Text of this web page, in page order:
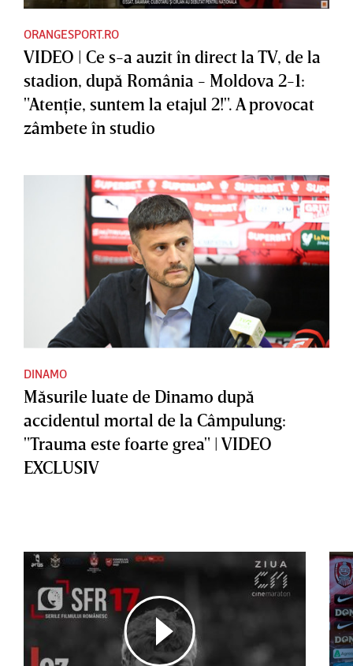
ORANGESPORT.RO
VIDEO | Ce s-a auzit în direct la TV, de la
stadion, după România - Moldova 2-1:
"Atenţie, suntem la etajul 2!". A provocat
zâmbete în studio
DINAMO
Măsurile luate de Dinamo după
accidentul mortal de la Câmpulung:
"Trauma este foarte grea" | VIDEO
EXCLUSIV